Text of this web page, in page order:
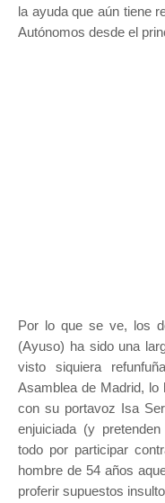
la ayuda que aún tiene
Autónomos desde el
Por lo que se ve, los
(Ayuso) ha sido una
visto siquiera
Asamblea de Madrid,
con su portavoz Isa
enjuiciada (y
todo por participar
hombre de 54 años
proferir supuestos